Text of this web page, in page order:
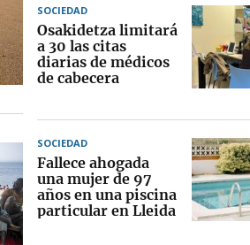
SOCIEDAD
Osakidetza limitará
a 30 las citas
diarias de médicos
de cabecera
SOCIEDAD
Fallece ahogada
una mujer de 97
años en una piscina
particular en Lleida